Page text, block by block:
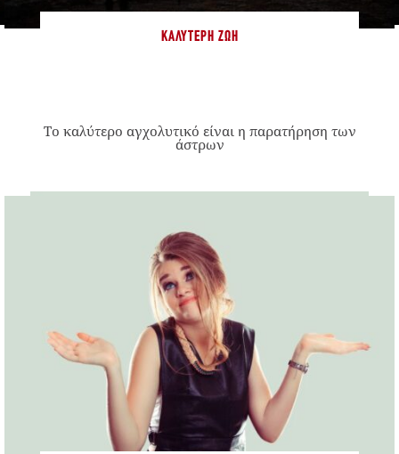
ΚΑΛΎΤΕΡΗ ΖΩΉ
Το καλύτερο αγχολυτικό είναι η παρατήρηση των
άστρων